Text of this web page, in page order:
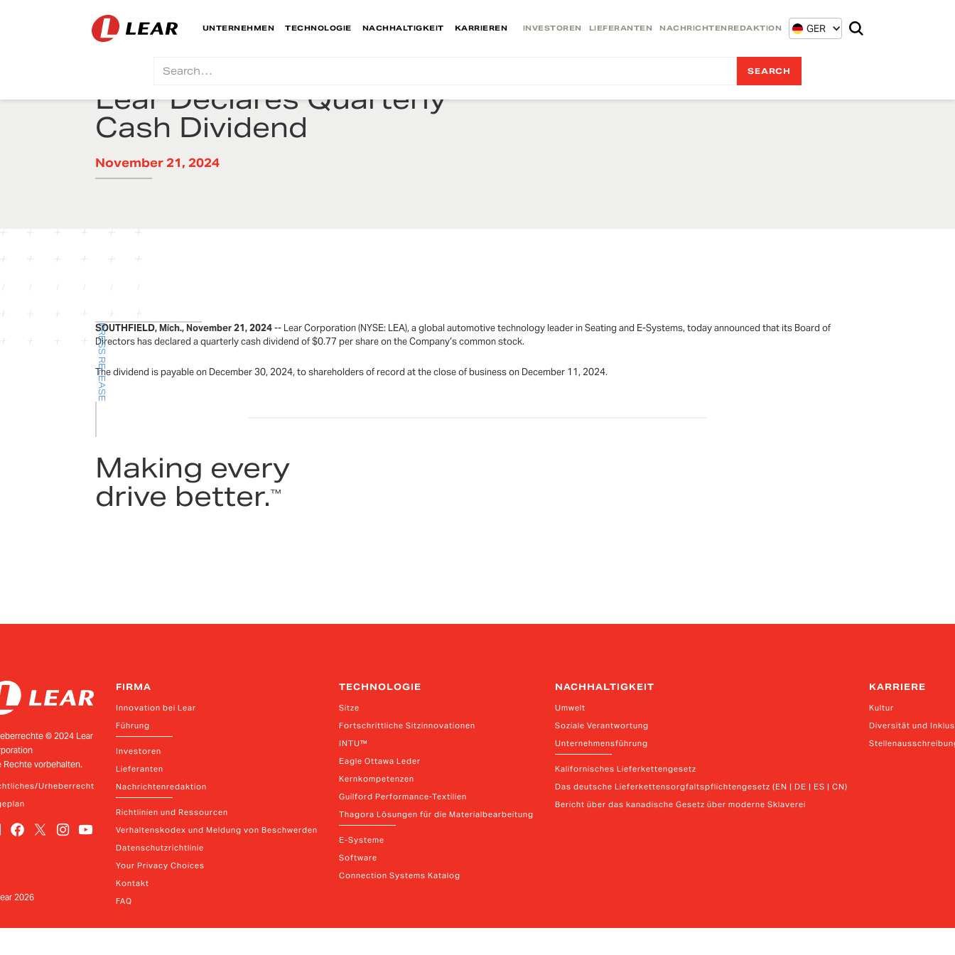
INVESTOREN LIEFERANTEN NACHRICHTENREDAKTION GER
UNTERNEHMEN TECHNOLOGIE NACHHALTIGKEIT KARRIEREN
Lear Declares Quarterly
Cash Dividend
November 21, 2024
PRESS RELEASE
SOUTHFIELD, Mich., November 21, 2024-- Lear Corporation (NYSE: LEA), a global automotive technology leader in Seating and E-Systems, today announced that its Board of
Directors has declared a quarterly cash dividend of $0.77 per share on the Company’s common stock.
The dividend is payable on December 30, 2024, to shareholders of record at the close of business on December 11, 2024.
Making every
drive better.™
© 2024 Lear
Rechte vorbehalten.
Urheberrecht
2026
FIRMA
Innovation bei Lear
Führung
Investoren
Lieferanten
Nachrichtenredaktion
Richtlinien und Ressourcen
Verhaltenskodex und Meldung von Beschwerden
Datenschutzrichtlinie
Your Privacy Choices
Kontakt
FAQ
TECHNOLOGIE
Sitze
Fortschrittliche Sitzinnovationen
INTU™
Eagle Ottawa Leder
Kernkompetenzen
Guilford Performance-Textilien
Thagora Lösungen für die Materialbearbeitung
E-Systeme
Software
Connection Systems Katalog
NACHHALTIGKEIT
Umwelt
Soziale Verantwortung
Unternehmensführung
Kalifornisches Lieferkettengesetz
Das deutsche Lieferkettensorgfaltspflichtengesetz (EN | DE | ES | CN)
Bericht über das kanadische Gesetz über moderne Sklaverei
KARRIERE
Kultur
Diversität und